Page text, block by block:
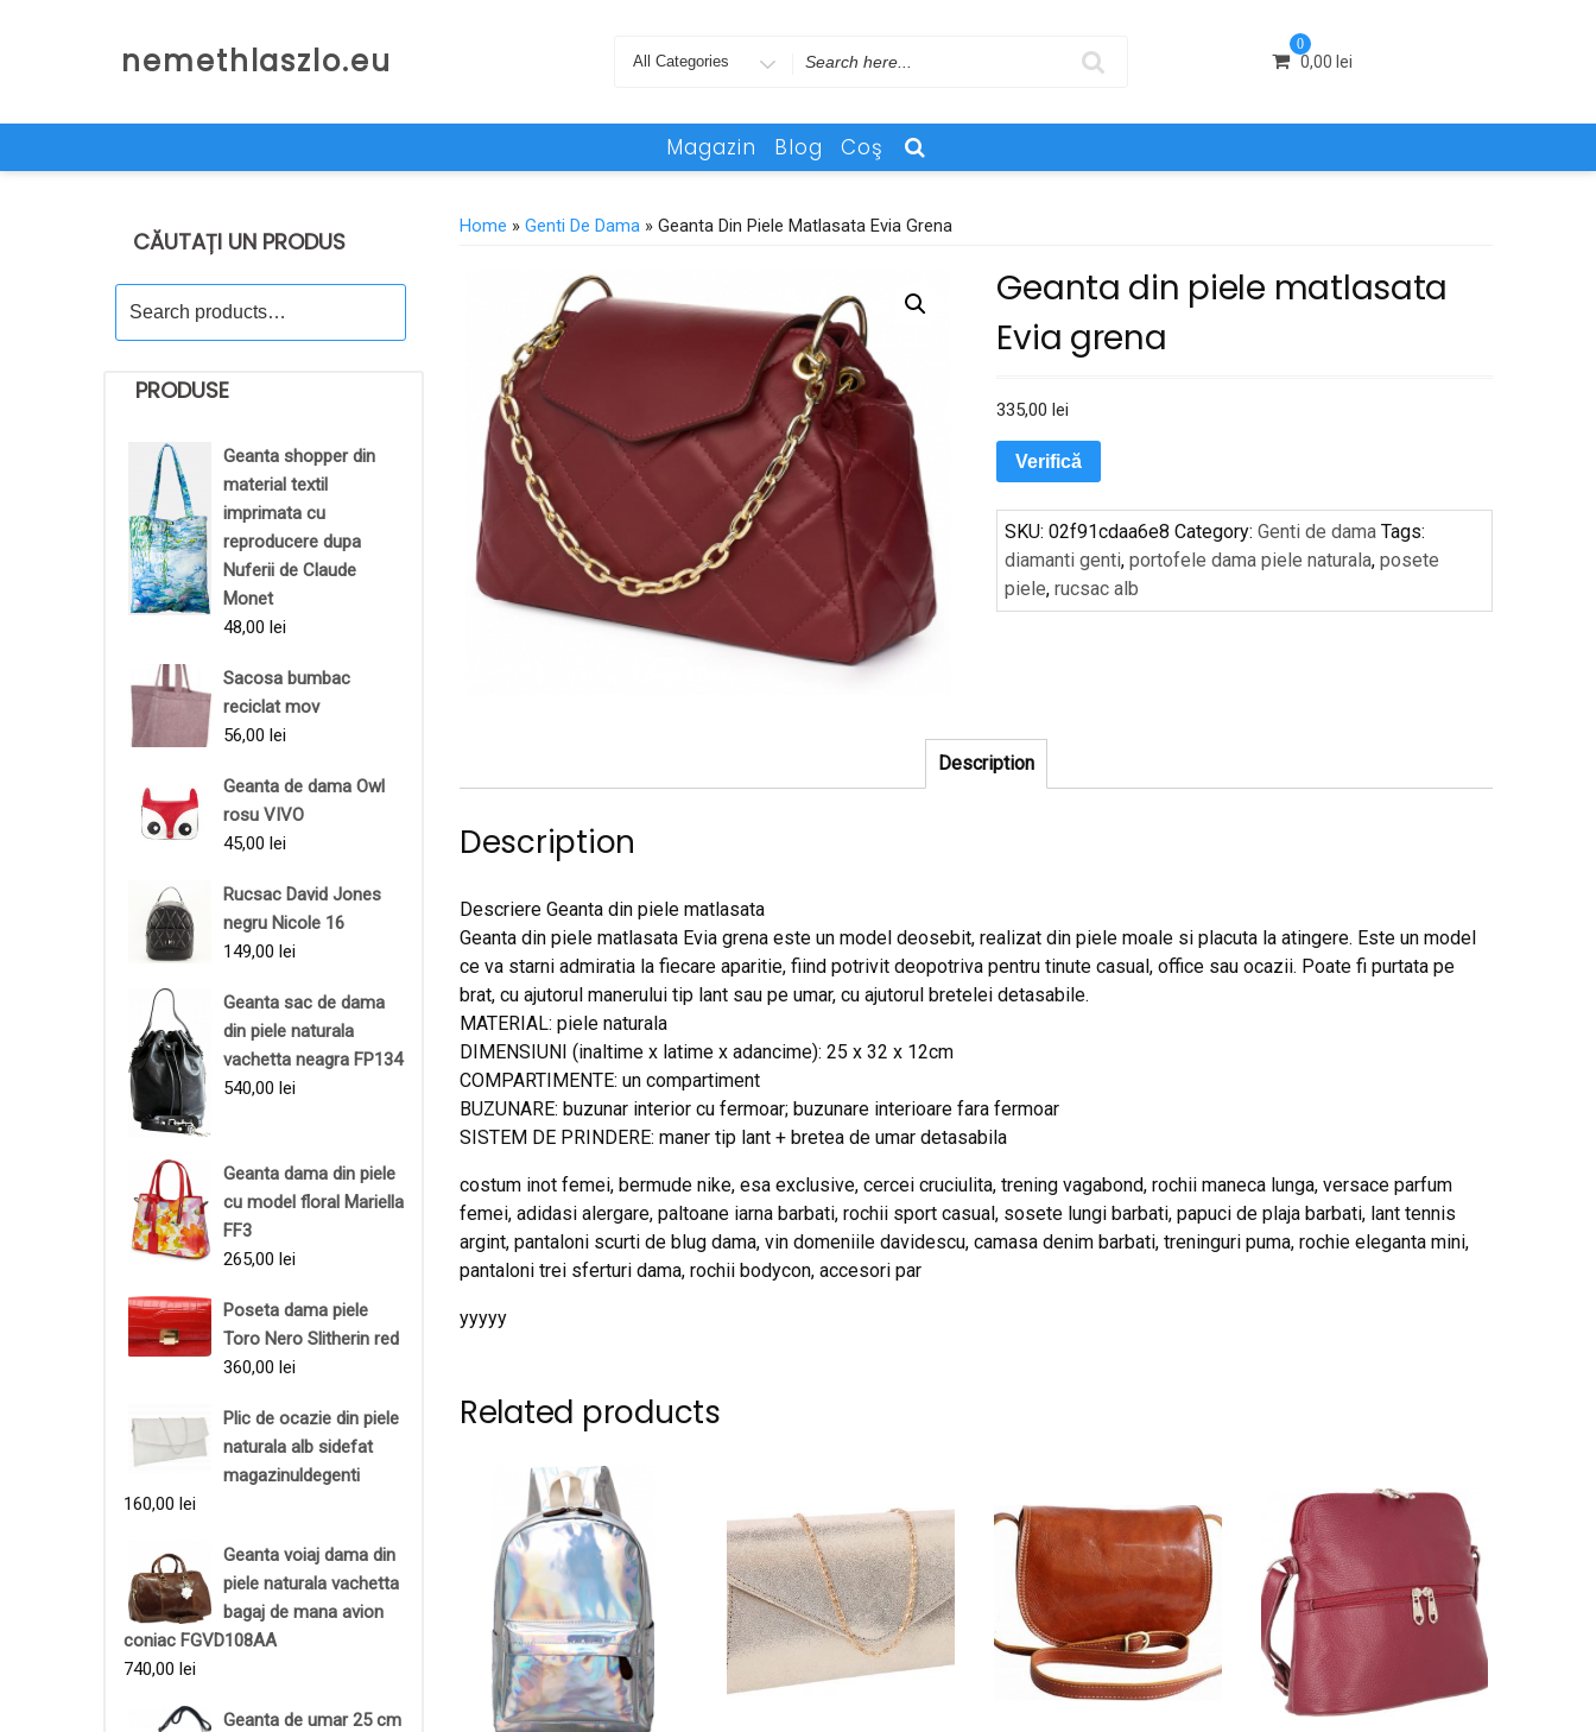
nemethlaszlo.eu
Search
0
0,00 lei
Magazin Blog Coş
CĂUTAȚI UN PRODUS
for:
PRODUSE
Geanta shopper din
material textil
imprimata cu
reproducere dupa
Nuferii de Claude
Monet
48,00 lei
Sacosa bumbac
reciclat mov
56,00 lei
Geanta de dama Owl
rosu VIVO
45,00 lei
Rucsac David Jones
negru Nicole 16
149,00 lei
Geanta sac de dama
din piele naturala
vachetta neagra FP134
540,00 lei
Geanta dama din piele
cu model floral Mariella
FF3
265,00 lei
Poseta dama piele
Toro Nero Slitherin red
360,00 lei
Plic de ocazie din piele
naturala alb sidefat
magazinuldegenti
160,00 lei
Geanta voiaj dama din
piele naturala vachetta
bagaj de mana avion
coniac FGVD108AA
740,00 lei
Geanta de umar 25 cm
Home » Genti De Dama » Geanta Din Piele Matlasata Evia Grena
Geanta din piele matlasata
Evia grena
335,00lei
Verifică
SKU:02f91cdaa6e8 Category:Genti de dama Tags:
diamanti genti,portofele dama piele naturala,posete
piele,rucsac alb
Description
Description
Descriere Geanta din piele matlasata
Geanta din piele matlasata Evia grena este un model deosebit, realizat din piele moale si placuta la atingere. Este un model
ce va starni admiratia la fiecare aparitie, fiind potrivit deopotriva pentru tinute casual, office sau ocazii. Poate fi purtata pe
brat, cu ajutorul manerului tip lant sau pe umar, cu ajutorul bretelei detasabile.
MATERIAL: piele naturala
DIMENSIUNI (inaltime x latime x adancime): 25 x 32 x 12cm
COMPARTIMENTE: un compartiment
BUZUNARE: buzunar interior cu fermoar; buzunare interioare fara fermoar
SISTEM DE PRINDERE: maner tip lant + bretea de umar detasabila
costum inot femei, bermude nike, esa exclusive, cercei cruciulita, trening vagabond, rochii maneca lunga, versace parfum
femei, adidasi alergare, paltoane iarna barbati, rochii sport casual, sosete lungi barbati, papuci de plaja barbati, lant tennis
argint, pantaloni scurti de blug dama, vin domeniile davidescu, camasa denim barbati, treninguri puma, rochie eleganta mini,
pantaloni trei sferturi dama, rochii bodycon, accesori par
yyyyy
Related products